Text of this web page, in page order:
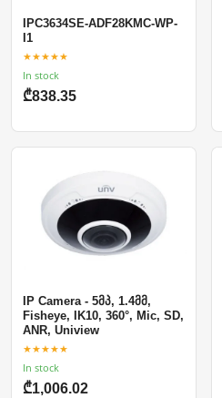
IPC3634SE-ADF28KMC-WP-
I1
★★★★★
In stock
₾838.35
IP Camera - 5მპ, 1.4მმ,
Fisheye, IK10, 360°, Mic, SD,
ANR, Uniview
★★★★★
In stock
₾1,006.02